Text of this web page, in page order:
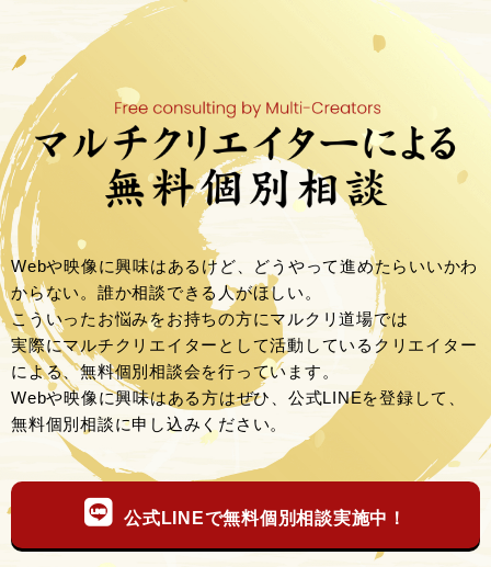
Webや映像に興味はあるけど、どうやって進めたらいいかわ
からない。誰か相談できる人がほしい。
こういったお悩みをお持ちの方にマルクリ道場では
実際にマルチクリエイターとして活動しているクリエイター
による、無料個別相談会を行っています。
Webや映像に興味はある方はぜひ、公式LINEを登録して、
無料個別相談に申し込みください。
公式LINEで無料個別相談実施中！